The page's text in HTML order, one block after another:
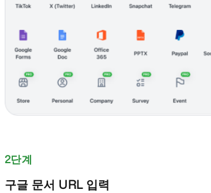
2단계
구글 문서 URL 입력